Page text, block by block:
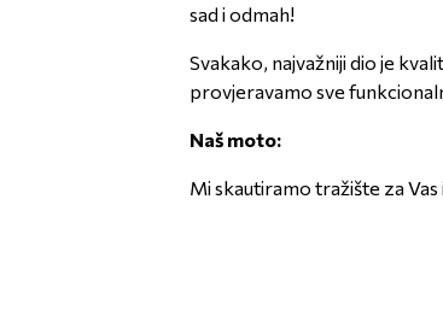
sad i odmah!
Svakako, najvažniji dio je
provjeravamo sve
Naš moto:
Mi skautiramo tražište za